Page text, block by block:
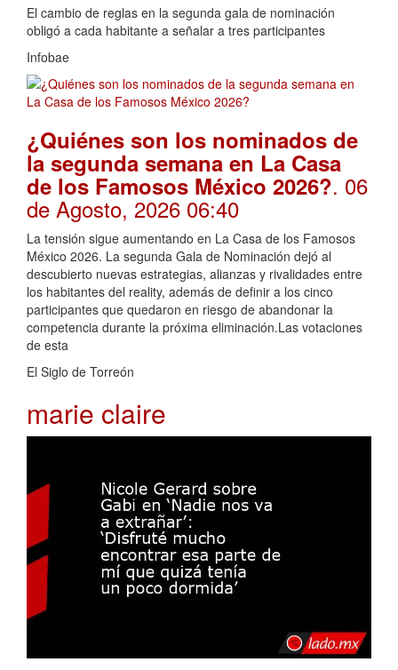
El cambio de reglas en la segunda gala de nominación
obligó a cada habitante a señalar a tres participantes
Infobae
¿Quiénes son los nominados de
la segunda semana en La Casa
de los Famosos México 2026?. 06
de Agosto, 2026 06:40
La tensión sigue aumentando en La Casa de los Famosos
México 2026. La segunda Gala de Nominación dejó al
descubierto nuevas estrategias, alianzas y rivalidades entre
los habitantes del reality, además de definir a los cinco
participantes que quedaron en riesgo de abandonar la
competencia durante la próxima eliminación.Las votaciones
de esta
El Siglo de Torreón
marie claire